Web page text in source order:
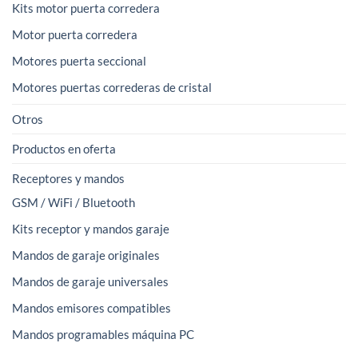
Kits motor puerta corredera
Motor puerta corredera
Motores puerta seccional
Motores puertas correderas de cristal
Otros
Productos en oferta
Receptores y mandos
GSM / WiFi / Bluetooth
Kits receptor y mandos garaje
Mandos de garaje originales
Mandos de garaje universales
Mandos emisores compatibles
Mandos programables máquina PC